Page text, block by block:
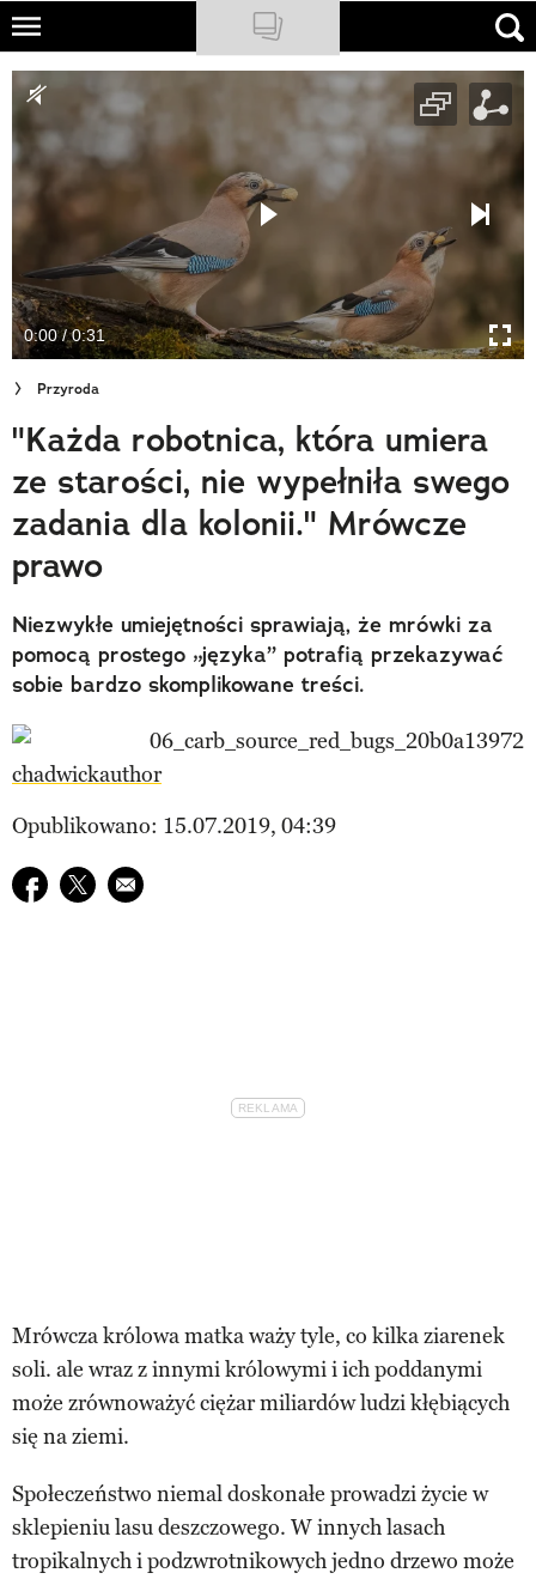
Skip
main
content
NATIONAL GEOGRAPHIC
TRAVELER
PODCASTY
Sklep
Newsletter
Cuda Polski
Wielki Konkurs Fotograficzny
Trendbook Podróżniczy
Polecane
0:00 / 0:31
Przyroda
"Każda robotnica, która umiera
ze starości, nie wypełniła swego
zadania dla kolonii." Mrówcze
prawo
Niezwykłe umiejętności sprawiają, że mrówki za
pomocą prostego „języka” potrafią przekazywać
sobie bardzo skomplikowane treści.
chadwickauthor
Opublikowano: 15.07.2019, 04:39
Udostępnij na facebook
Udostępnij na twitter
E-mail do przyjaciela
Mrówcza królowa matka waży tyle, co kilka ziarenek
soli. ale wraz z innymi królowymi i ich poddanymi
może zrównoważyć ciężar miliardów ludzi kłębiących
się na ziemi.
Społeczeństwo niemal doskonałe prowadzi życie w
sklepieniu lasu deszczowego. W innych lasach
tropikalnych i podzwrotnikowych jedno drzewo może